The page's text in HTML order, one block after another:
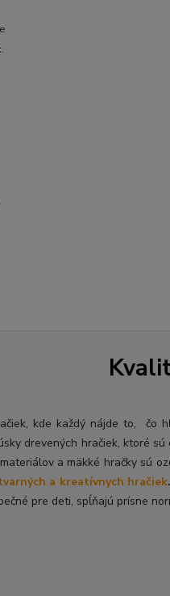
kde každý nájde to, čo
drevených hračiek, ktoré
a mäkké hračky sú
a kreatívnych hračiek.
pre deti, spĺňajú prísne